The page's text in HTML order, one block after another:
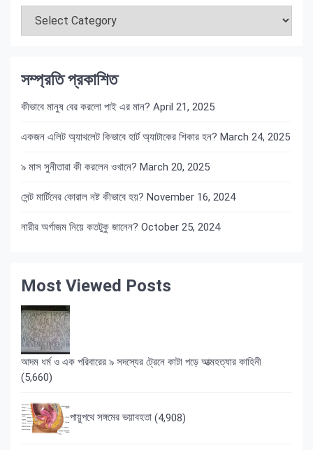
সম্প্রতি প্রকাশিত
কীভাবে মানুষ বের করলো পাই এর মান? April 21, 2025
একজন এলিট অ্যাথলেট কিভাবে হার্ট অ্যাটাকের শিকার হন? March 24, 2025
৯ মাস সুনীতারা কী করলেন ওখানে? March 20, 2025
সেন্ট মার্টিনের কোরাল নষ্ট কীভাবে হয়? November 16, 2024
নারীর অর্গাজম নিয়ে কতটুকু জানেন? October 25, 2024
Most Viewed Posts
আদম ধর্ম ও এক পরিবারের ৯ সদস্যের ট্রেনে কাটা পড়ে আত্মহত্যার কাহিনী
(5,660)
পায়ুপথে সঙ্গমের ভয়াবহতা (4,908)